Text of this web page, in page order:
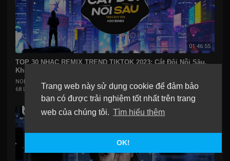
Trang web này sử dụng cookie để đảm bảo
bạn có được trải nghiệm tốt nhất trên trang
web của chúng tôi. Tìm hiểu thêm
OK!
01:46:55
TOP 30 NHẠC REMIX TREND TIKTOK 2023: Cắt Đôi Nỗi Sầu,
Không Bằng, Lệ Lưu Ly, Body Shaming, Gió
NONSTOP VN
68 Lượt xem · 3 Năm Trước đây